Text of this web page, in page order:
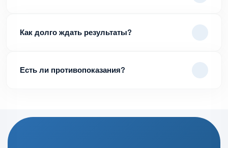
Как долго ждать результаты?
Есть ли противопоказания?